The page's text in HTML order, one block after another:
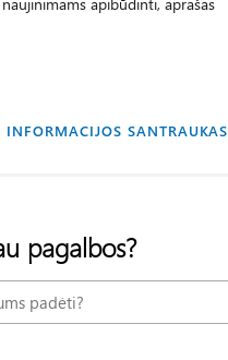
apibūdinti, aprašas
INFORMACIJOS SANTRAUKAS
pagalbos?